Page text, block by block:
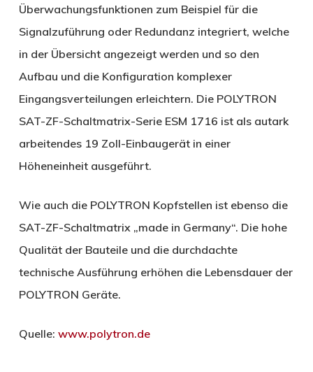
Überwachungsfunktionen zum Beispiel für die
Signalzuführung oder Redundanz integriert, welche
in der Übersicht angezeigt werden und so den
Aufbau und die Konfiguration komplexer
Eingangsverteilungen erleichtern. Die POLYTRON
SAT-ZF-Schaltmatrix-Serie ESM 1716 ist als autark
arbeitendes 19 Zoll-Einbaugerät in einer
Höheneinheit ausgeführt.
Wie auch die POLYTRON Kopfstellen ist ebenso die
SAT-ZF-Schaltmatrix „made in Germany“. Die hohe
Qualität der Bauteile und die durchdachte
technische Ausführung erhöhen die Lebensdauer der
POLYTRON Geräte.
Quelle: www.polytron.de